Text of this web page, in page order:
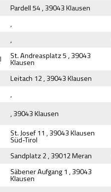
Pardell 54 , 39043 Klausen
,
,
St. Andreasplatz 5 , 39043
Klausen
Leitach 12 , 39043 Klausen
,
, 39043 Klausen
St. Josef 11 , 39043 Klausen
Süd-Tirol
Sandplatz 2 , 39012 Meran
Säbener Aufgang 1 , 39043
Klausen